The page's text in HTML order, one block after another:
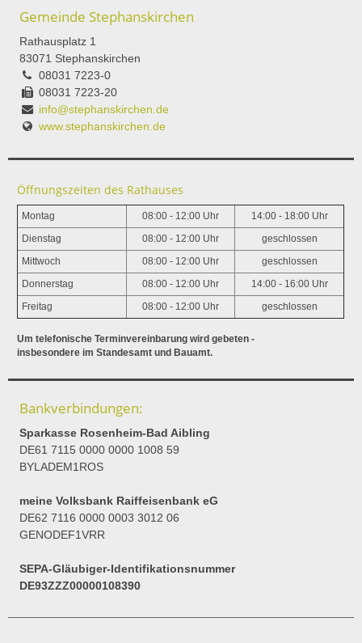
Gemeinde Stephanskirchen
Rathausplatz 1
83071 Stephanskirchen
08031 7223-0
08031 7223-20
info@stephanskirchen.de
www.stephanskirchen.de
Öffnungszeiten des Rathauses
Montag 08:00 - 12:00 Uhr 14:00 - 18:00 Uhr
Dienstag 08:00 - 12:00 Uhr geschlossen
Mittwoch 08:00 - 12:00 Uhr geschlossen
Donnerstag 08:00 - 12:00 Uhr 14:00 - 16:00 Uhr
Freitag 08:00 - 12:00 Uhr geschlossen
Um telefonische Terminvereinbarung wird gebeten -
insbesondere im Standesamt und Bauamt.
Bankverbindungen:
Sparkasse Rosenheim-Bad Aibling
DE61 7115 0000 0000 1008 59
BYLADEM1ROS
meine Volksbank Raiffeisenbank eG
DE62 7116 0000 0003 3012 06
GENODEF1VRR
SEPA-Gläubiger-Identifikationsnummer
DE93ZZZ00000108390